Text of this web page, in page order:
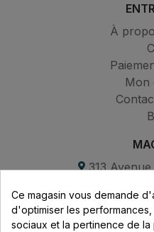
À
Mon
313
Ce magasin vous demande
d'optimiser les
sociaux et la pertinence de